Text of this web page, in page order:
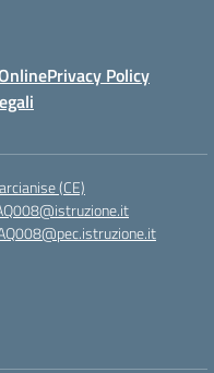
Privacy Policy
(CE)